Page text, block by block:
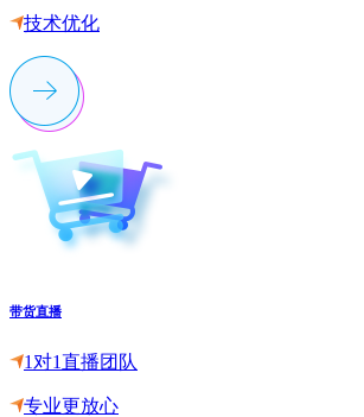
技术优化
带货直播
1对1直播团队
专业更放心